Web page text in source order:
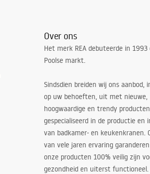
Over ons
Het merk REA debuteerde in 1993
Poolse markt.
Sindsdien breiden wij ons aanbod,
op uw behoeften, uit met nieuwe,
hoogwaardige en trendy
gespecialiseerd in de productie en
van badkamer- en keukenkranen.
van vele jaren ervaring
onze producten 100% veilig zijn
gezondheid en uiterst functioneel.